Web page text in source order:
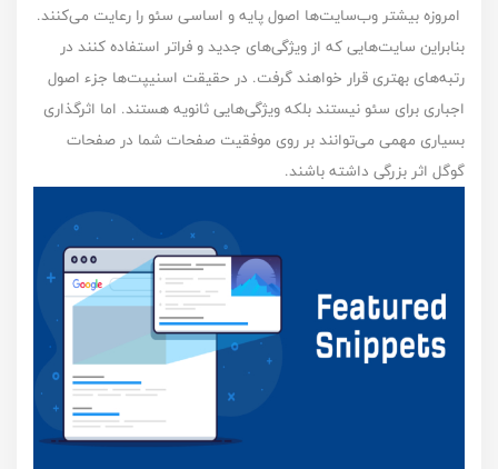
امروزه بیشتر وب‌سایت‌ها اصول پایه و اساسی سئو را رعایت می‌کنند.
بنابراین سایت‌هایی که از ویژگی‌های جدید و فراتر استفاده کنند در
رتبه‌های بهتری قرار خواهند گرفت. در حقیقت اسنیپت‌ها جزء اصول
اجباری برای سئو نیستند بلکهویژگی‌هایی ثانویههستند. اما اثرگذاری
بسیاری مهمی می‌توانند بر روی موفقیت صفحات شما در صفحات
گوگل اثر بزرگی داشته باشند.